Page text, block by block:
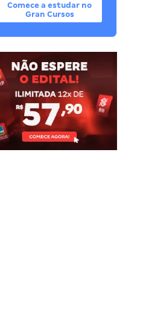
Comece a estudar no
Gran Cursos